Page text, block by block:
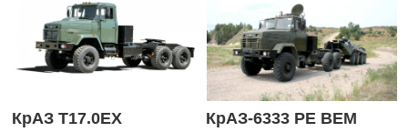
КрАЗ Т17.0ЕХ КрАЗ-6333 РЕ ВЕМ